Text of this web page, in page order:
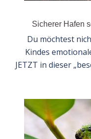
Sicherer Hafen
Du möchtest
Kindes
JETZT in dieser